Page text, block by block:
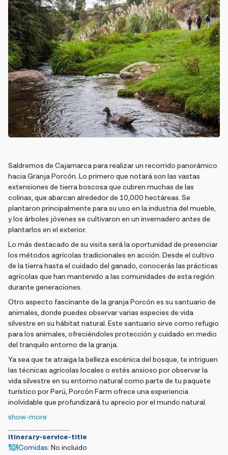
Saldremos de Cajamarca para realizar un recorrido panorámico
hacia Granja Porcón. Lo primero que notará son las vastas
extensiones de tierra boscosa que cubren muchas de las
colinas, que abarcan alrededor de 10,000 hectáreas. Se
plantaron principalmente para su uso en la industria del mueble,
y los árboles jóvenes se cultivaron en un invernadero antes de
plantarlos en el exterior.
Lo más destacado de su visita será la oportunidad de presenciar
los métodos agrícolas tradicionales en acción. Desde el cultivo
de la tierra hasta el cuidado del ganado, conocerás las prácticas
agrícolas que han mantenido a las comunidades de esta región
durante generaciones.
Otro aspecto fascinante de la granja Porcón es su santuario de
animales, donde puedes observar varias especies de vida
silvestre en su hábitat natural. Este santuario sirve como refugio
para los animales, ofreciéndoles protección y cuidado en medio
del tranquilo entorno de la granja.
Ya sea que te atraiga la belleza escénica del bosque, te intriguen
las técnicas agrícolas locales o estés ansioso por observar la
vida silvestre en su entorno natural como parte de tu paquete
turístico por Perú, Porcón Farm ofrece una experiencia
inolvidable que profundizará tu aprecio por el mundo natural.
show-more
itinerary-service-title
Comidas: No incluido